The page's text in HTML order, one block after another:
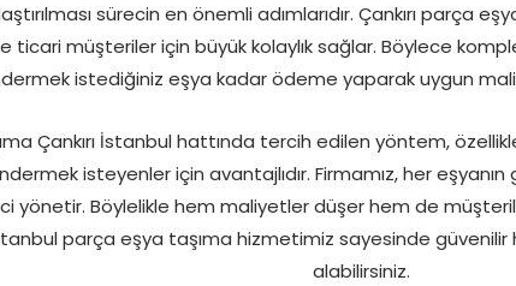
sürecin en önemli adımlarıdır. Çankırı parça
ticari müşteriler için büyük kolaylık sağlar. Böylece
istediğiniz eşya kadar ödeme yaparak uygun
Çankırı İstanbul hattında tercih edilen yöntem,
isteyenler için avantajlıdır. Firmamız, her
yönetir. Böylelikle hem maliyetler düşer hem de
parça eşya taşıma hizmetimiz sayesinde
alabilirsiniz.